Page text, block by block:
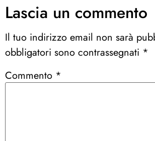
Lascia un commento
Il tuo indirizzo email non sarà
obbligatori sono contrassegnati *
Commento *